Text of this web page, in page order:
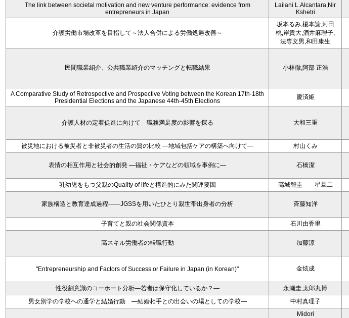
The link between societal motivation and new venture performance: evidence from
entrepreneurs in Japan
Lailani L.Alcantara,Nir
Kshetri
介護労働市場改革を目指して～法人合併による労働処遇改善～
坂本るみ,榎本諭,河田
桃,岸貴大,酒井麻理子,
法専文男,和田康生
民間職業紹介、公共職業紹介のマッチングと転職結果 小林徹,阿部 正浩
A Comparative Study of Retrospective and Prospective Voting between the Korean 17th-18th
Presidential Elections and the Japanese 44th-45th Elections
慶済姫
介護人材の定着促進に向けて 職務満足度の影響を探る 大和三重
被災地における被災者と非被災者の生活の質の比較 ―地域包括ケアの構築へ向けて―
村山くみ
表情の相互作用と社会的創発 ―福祉・ケアなどの領域を事例に― 石橋潔
乳幼児をもつ父親のQuality of lifeと構造的にみた関連要因
高城智圭 星旦二
家族構造と教育達成過程――JGSSを用いたひとり親世帯出身者の分析 斉藤知洋
子育てと親の社会関係資本
石川由香里
高スキル労働者の転職行動 加藤涼
"Entrepreneurship and Factors of Success or Failure in Japan (in Korean)" 金炫成
性役割意識のコーホート分析―若者は保守化しているか？―
永瀬圭,太郎丸博
男女別学の学校への通学と結婚行動 ―結婚相手との出会いの場としての学校―
中村真理子
Midori